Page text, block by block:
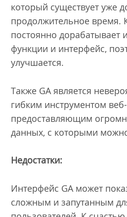
который существует уже
продолжительное время.
постоянно дорабатывает
функции и интерфейс,
улучшается.
Также GA является
гибким инструментом
предоставляющим
данных, с которыми
Недостатки:
Интерфейс GA может
сложным и запутанным